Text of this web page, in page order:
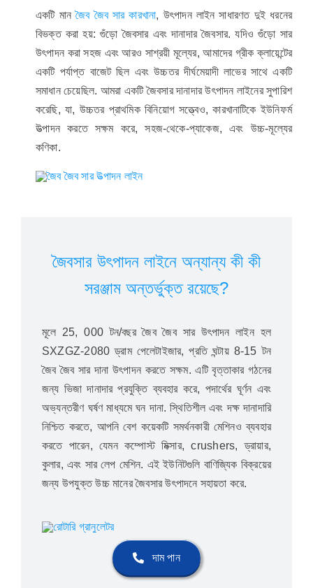
একটি মানজৈব জৈব সার কারখানা, উৎপাদন লাইন সাধারণত দুই ধরনের
বিভক্ত করা হয়: গুঁড়ো জৈবসার এবং দানাদার জৈবসার. যদিও গুঁড়ো সার
উৎপাদন করা সহজ এবং আরও সাশ্রয়ী মূল্যের, আমাদের গ্রীক ক্লায়েন্টের
একটি পর্যাপ্ত বাজেট ছিল এবং উচ্চতর দীর্ঘমেয়াদী লাভের সাথে একটি
সমাধান চেয়েছিল. আমরা একটি জৈবসার দানাদার উৎপাদন লাইনের সুপারিশ
করেছি, যা, উচ্চতর প্রাথমিক বিনিয়োগ সত্ত্বেও, কারখানাটিকে ইউনিফর্ম
উত্পাদন করতে সক্ষম করে, সহজ-থেকে-প্যাকেজ, এবং উচ্চ-মূল্যের
কণিকা.
জৈবসার উৎপাদন লাইনে অন্যান্য কী কী
সরঞ্জাম অন্তর্ভুক্ত রয়েছে?
মূলে 25, 000 টন/বছর জৈব জৈব সার উৎপাদন লাইন হল
SXZGZ-2080 ড্রাম পেলেটাইজার, প্রতি ঘন্টায় 8-15 টন
জৈব জৈব সার দানা উৎপাদন করতে সক্ষম. এটি বৃত্তাকার গঠনের
জন্য ভিজা দানাদার প্রযুক্তি ব্যবহার করে, পদার্থের ঘূর্ণন এবং
অভ্যন্তরীণ ঘর্ষণ মাধ্যমে ঘন দানা. স্থিতিশীল এবং দক্ষ দানাদারি
নিশ্চিত করতে, আপনি বেশ কয়েকটি সমর্থনকারী মেশিনও ব্যবহার
করতে পারেন, যেমন কম্পোস্ট মিক্সার, crushers, ড্রায়ার,
কুলার, এবং সার লেপ মেশিন. এই ইউনিটগুলি বাণিজ্যিক বিক্রয়ের
জন্য উপযুক্ত উচ্চ মানের জৈবসার উৎপাদনে সহায়তা করে.
দাম পান